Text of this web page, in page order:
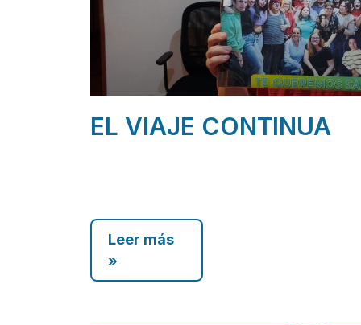
EL VIAJE CONTINUA
Leer más
»